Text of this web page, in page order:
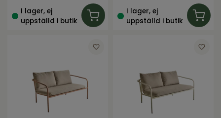
I lager, ej
uppställd i butik
I lager, ej
uppställd i butik